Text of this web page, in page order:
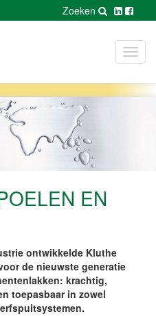
Zoeken
EN
ontwikkelde Kluthe
de nieuwste generatie
krachtig,
toepasbaar in zowel